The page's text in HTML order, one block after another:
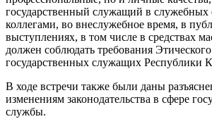
государственный служащий в служебных
коллегами, во внеслужебное время, в
выступлениях, в том числе в средствах
должен соблюдать требования Этического
государственных служащих Республики
В ходе встречи также были даны
изменениям законодательства в сфере
службы.